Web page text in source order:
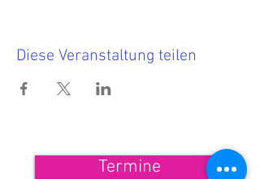
Diese Veranstaltung teilen
Termine